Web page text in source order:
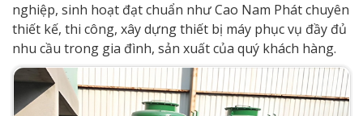
nghiệp, sinh hoạt đạt chuẩn như Cao Nam Phát chuyên
thiết kế, thi công, xây dựng thiết bị máy phục vụ đầy đủ
nhu cầu trong gia đình, sản xuất của quý khách hàng.